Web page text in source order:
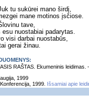
tu sukūrei mano širdį,
mane motinos įsčiose.
tave,
esu nuostabiai padarytas.
visi darbai nuostabūs,
gerai žinau.
RAŠTAS. Ekumeninis
1999
1999.
Išsamiai apie